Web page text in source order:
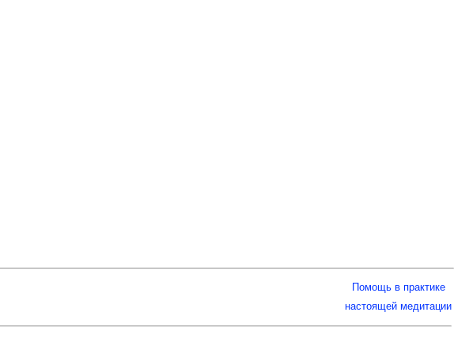
Помощь в практике
настоящей медитации